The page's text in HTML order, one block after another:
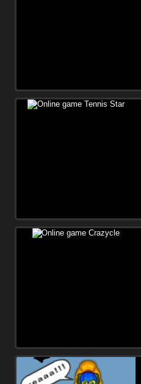
трюки и побеждайте.